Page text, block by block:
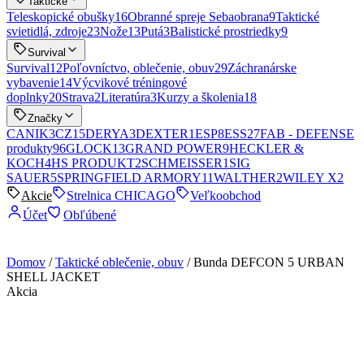
Teleskopické obušky16Obranné spreje Sebaobrana9Taktické
svietidlá, zdroje23Nože13Putá3Balistické prostriedky9
Survival
Survival12Poľovníctvo, oblečenie, obuv29Záchranárske
vybavenie14Výcvikové tréningové
doplnky20Strava2Literatúra3Kurzy a školenia18
Značky
CANIK3CZ15DERYA3DEXTER1ESP8ESS27FAB - DEFENSE
produkty96GLOCK13GRAND POWER9HECKLER &
KOCH4HS PRODUKT2SCHMEISSER1 SIG
SAUER5SPRINGFIELD ARMORY11WALTHER2WILEY X2
Akcie
Strelnica CHICAGO
Veľkoobchod
Účet
Obľúbené
Domov /Taktické oblečenie, obuv / Bunda DEFCON 5 URBAN
SHELL JACKET
Akcia